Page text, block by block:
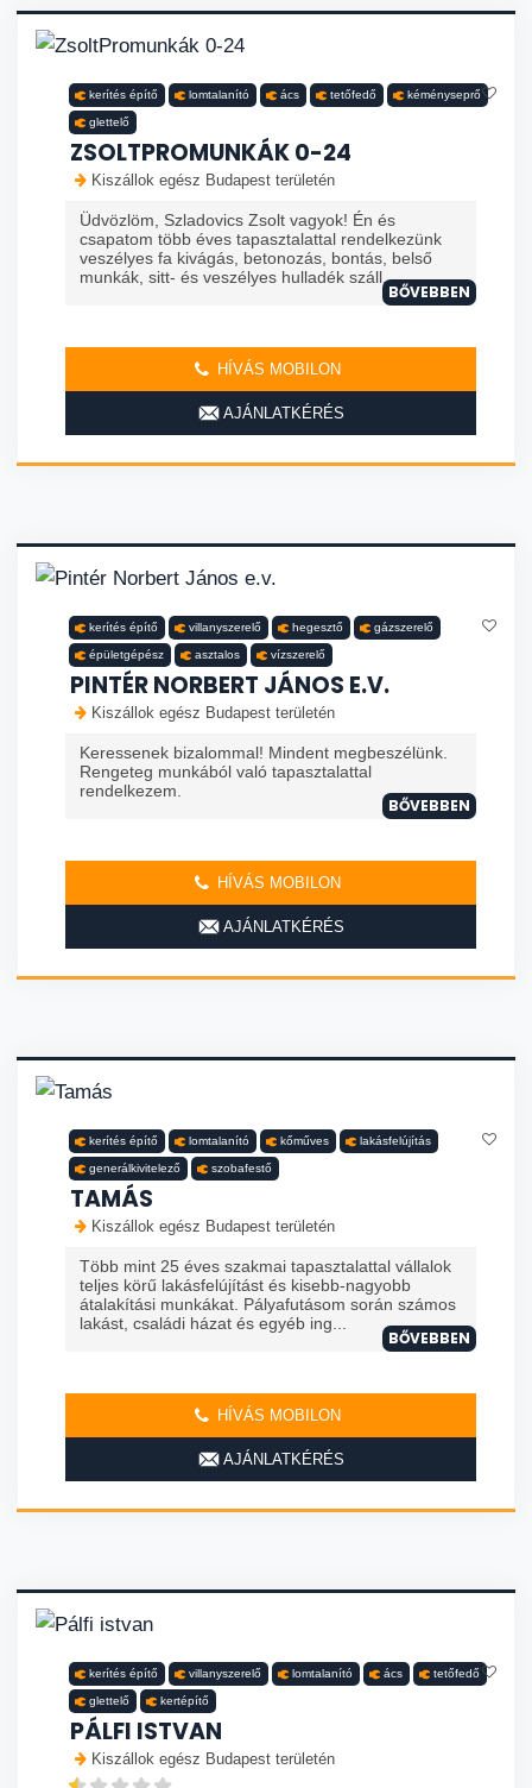
kerítés építő lomtalanító ács tetőfedő kéményseprő
glettelő
ZSOLTPROMUNKÁK 0-24
Kiszállok egész Budapest területén
Üdvözlöm, Szladovics Zsolt vagyok! Én és
csapatom több éves tapasztalattal rendelkezünk
veszélyes fa kivágás, betonozás, bontás, belső
munkák, sitt- és veszélyes hulladék száll...
BŐVEBBEN
HÍVÁS MOBILON
AJÁNLATKÉRÉS
kerítés építő villanyszerelő hegesztő gázszerelő
épületgépész asztalos vízszerelő
PINTÉR NORBERT JÁNOS E.V.
Kiszállok egész Budapest területén
Keressenek bizalommal! Mindent megbeszélünk.
Rengeteg munkából való tapasztalattal
rendelkezem.
BŐVEBBEN
HÍVÁS MOBILON
AJÁNLATKÉRÉS
kerítés építő lomtalanító kőműves lakásfelújítás
generálkivitelező szobafestő
TAMÁS
Kiszállok egész Budapest területén
Több mint 25 éves szakmai tapasztalattal vállalok
teljes körű lakásfelújítást és kisebb-nagyobb
átalakítási munkákat. Pályafutásom során számos
lakást, családi házat és egyéb ing...
BŐVEBBEN
HÍVÁS MOBILON
AJÁNLATKÉRÉS
kerítés építő villanyszerelő lomtalanító ács tetőfedő
glettelő kertépítő
PÁLFI ISTVAN
Kiszállok egész Budapest területén